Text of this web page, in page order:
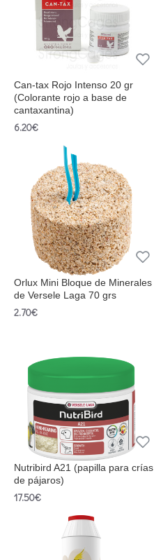
Can-tax Rojo Intenso 20 gr
(Colorante rojo a base de
cantaxantina)
6.20€
Orlux Mini Bloque de Minerales
de Versele Laga 70 grs
2.70€
Nutribird A21 (papilla para crías
de pájaros)
17.50€